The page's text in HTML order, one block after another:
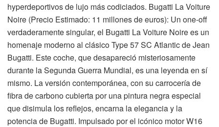
hyperdeportivos de lujo más codiciados. Bugatti La Voiture
Noire (Precio Estimado: 11 millones de euros): Un one-off
verdaderamente singular, el Bugatti La Voiture Noire es un
homenaje moderno al clásico Type 57 SC Atlantic de Jean
Bugatti. Este coche, que desapareció misteriosamente
durante la Segunda Guerra Mundial, es una leyenda en sí
mismo. La versión contemporánea, con su carrocería de
fibra de carbono cubierta por una pintura negra especial
que disimula los reflejos, encarna la elegancia y la
potencia de Bugatti. Impulsado por el icónico motor W16